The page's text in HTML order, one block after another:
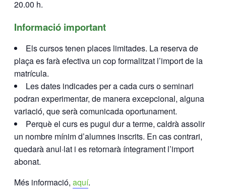
20.00 h.
Informació important
Els cursos tenen places limitades. La reserva de
plaça es farà efectiva un cop formalitzat l’import de la
matrícula.
Les dates indicades per a cada curs o seminari
podran experimentar, de manera excepcional, alguna
variació, que serà comunicada oportunament.
Perquè el curs es pugui dur a terme, caldrà assolir
un nombre mínim d’alumnes inscrits. En cas contrari,
quedarà anul·lat i es retornarà íntegrament l’import
abonat.
Més informació, aquí.